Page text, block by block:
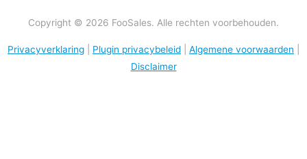
Copyright © 2026 FooSales. Alle rechten voorbehouden.
Privacyverklaring Plugin privacybeleid Algemene voorwaarden
Disclaimer